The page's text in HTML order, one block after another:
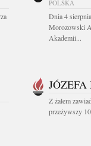
POLSKA
Dnia 4
Morozowski
Akademii...
Z żalem
przeżywszy